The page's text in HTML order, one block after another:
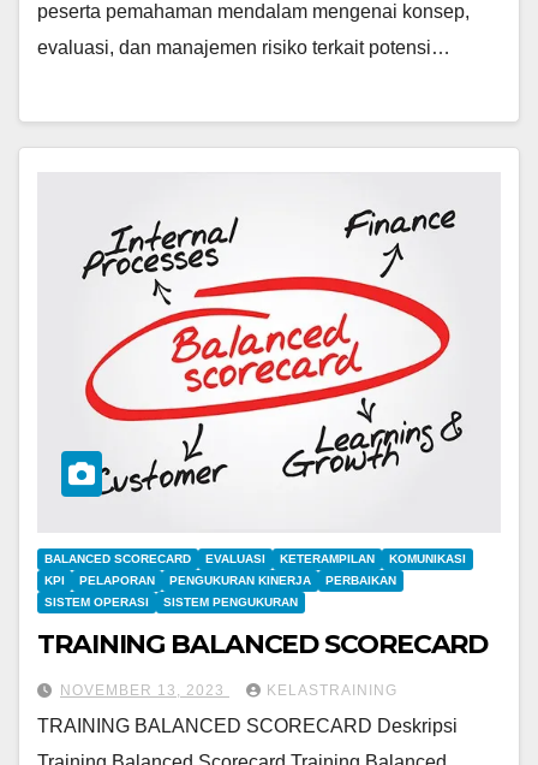
peserta pemahaman mendalam mengenai konsep,
evaluasi, dan manajemen risiko terkait potensi…
BALANCED SCORECARD EVALUASI KETERAMPILAN
KOMUNIKASI
KPI
PELAPORAN PENGUKURAN KINERJA
PERBAIKAN
SISTEM OPERASI
SISTEM PENGUKURAN
TRAINING BALANCED SCORECARD
NOVEMBER 13, 2023 KELASTRAINING
TRAINING BALANCED SCORECARD Deskripsi